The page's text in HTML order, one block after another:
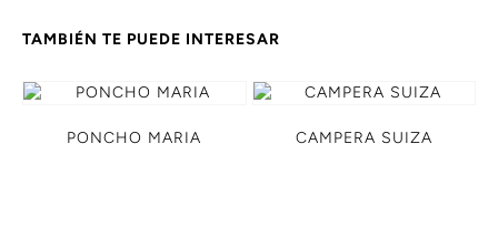
TAMBIÉN TE PUEDE INTERESAR
PONCHO MARIA CAMPERA SUIZA